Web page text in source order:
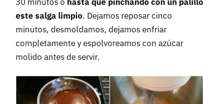
30 minutos o hasta que pinchando con un palillo
este salga limpio. Dejamos reposar cinco
minutos, desmoldamos, dejamos enfriar
completamente y espolvoreamos con azúcar
molido antes de servir.